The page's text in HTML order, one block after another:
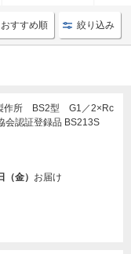
すすめ順 絞り込み
作所 BS2型 G1／2×Rc
認証登録品 BS213S
金） お届け